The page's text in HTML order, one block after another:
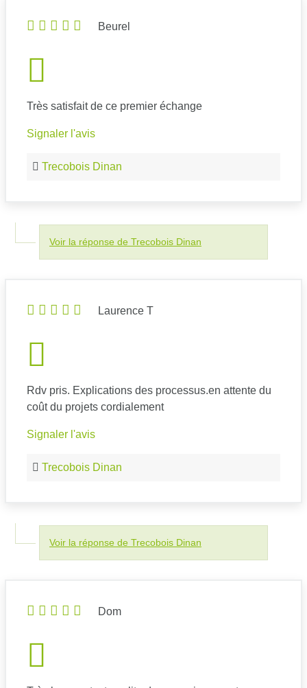
Beurel
Très satisfait de ce premier échange
Signaler l'avis
Trecobois Dinan
Voir la réponse de Trecobois Dinan
Laurence T
Rdv pris. Explications des processus.en attente du
coût du projets cordialement
Signaler l'avis
Trecobois Dinan
Voir la réponse de Trecobois Dinan
Dom